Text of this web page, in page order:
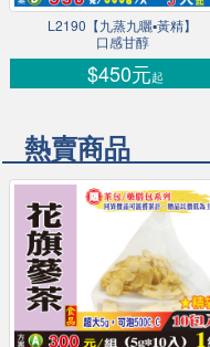
L2190【九蒸九曬▪黃精】
口感甘醇
$450元起
熱賣商品